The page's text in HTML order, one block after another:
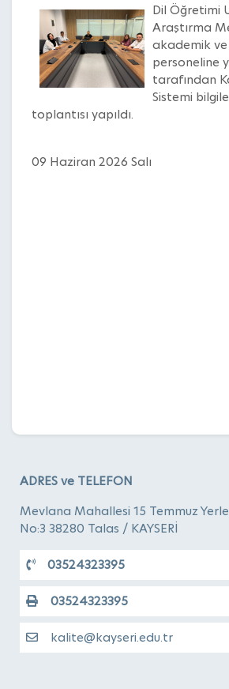
Dil Öğretimi
Araştırma
akademik
personeline
tarafından
Sistemi
toplantısı yapıldı.
09 Haziran 2026 Salı
ADRES ve TELEFON
Mevlana Mahallesi 15 Temmuz
No:3 38280 Talas / KAYSERİ
03524323395
03524323395
kalite@kayseri.edu.tr